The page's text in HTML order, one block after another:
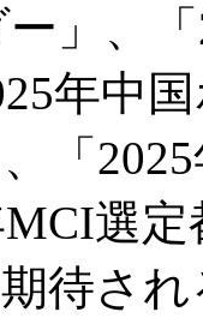
」、
年中
「
MCI選
待さ